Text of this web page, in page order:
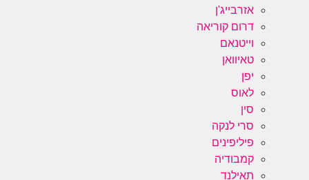
אזרבייג'ן
דרום קוריאה
וייטנאם
טאיוואן
יפן
לאוס
סין
סרי לנקה
פיליפינים
קמבודיה
תאילנד